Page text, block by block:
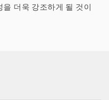
더욱 강조하게 될 것이